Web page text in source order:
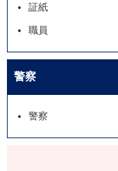
証紙
職員
警察
警察